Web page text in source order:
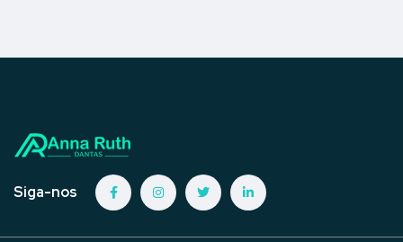
Siga-nos